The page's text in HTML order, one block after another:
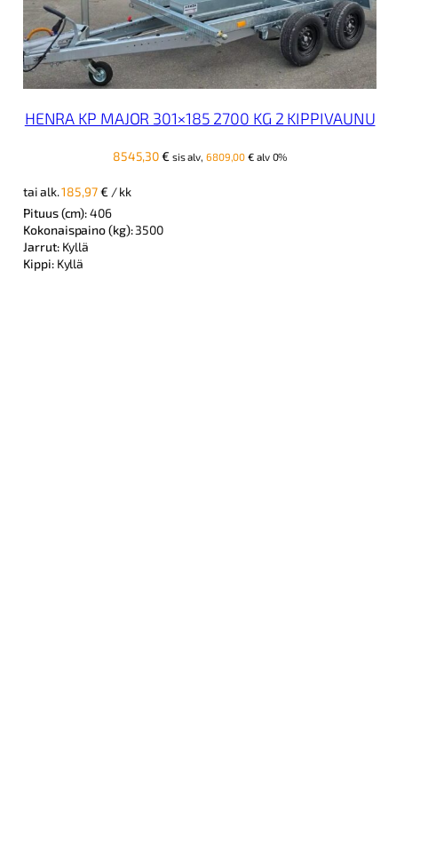
HENRA KP MAJOR 301×185 2700 KG 2 KIPPIVAUNU
8545,30€ sis alv, 6809,00€ alv 0%
tai alk.185,97€ / kk
Pituus (cm):406
Kokonaispaino (kg):3500
Jarrut: Kyllä
Kippi: Kyllä